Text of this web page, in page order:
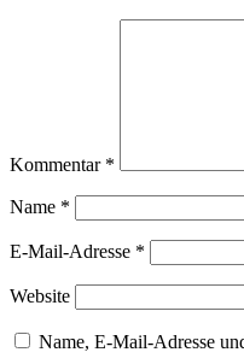
Kommentar *
Name *
E-Mail-Adresse *
Website
Name, E-Mail-Adresse